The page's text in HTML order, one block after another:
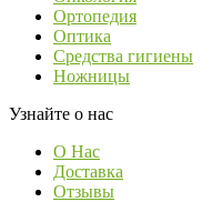
Ортопедия
Оптика
Средства гигиены
Ножницы
Узнайте о нас
О Нас
Доставка
Отзывы